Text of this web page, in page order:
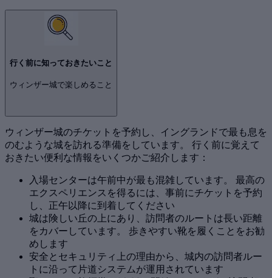
行く前に知っておきたいこと
ウィンザー城で楽しめること
ウィンザー城のチケットを予約し、イングランドで最も息を
のむような城を訪れる準備をしています。 行く前に覚えて
おきたい便利な情報をいくつかご紹介します：
入場センターは午前中が最も混雑しています。 最高の
エクスペリエンスを得るには、事前にチケットを予約
し、正午以降に到着してください
城は険しい丘の上にあり、訪問者のルートは長い距離
をカバーしています。 歩きやすい靴を履くことをお勧
めします
安全とセキュリティ上の理由から、城内の訪問者ルー
トに沿って片道システムが運用されています